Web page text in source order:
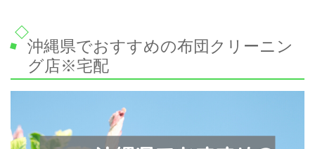
沖縄県でおすすめの布団クリーニン
グ店※宅配